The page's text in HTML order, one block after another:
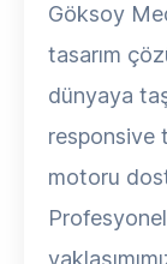
Göksoy
tasarım
dünyaya
responsive
motoru